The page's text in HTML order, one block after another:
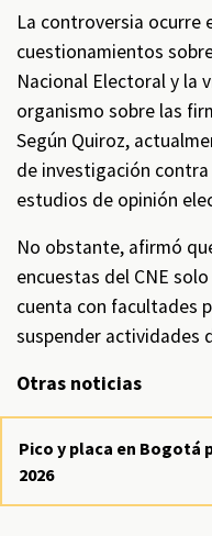
La controversia ocurre
cuestionamientos
Nacional Electoral y la
organismo sobre las
Según Quiroz,
de investigación
estudios de opinión
No obstante, afirmó
encuestas del CNE
cuenta con facultades
suspender actividades
Otras noticias
Pico y placa en Bogotá
2026